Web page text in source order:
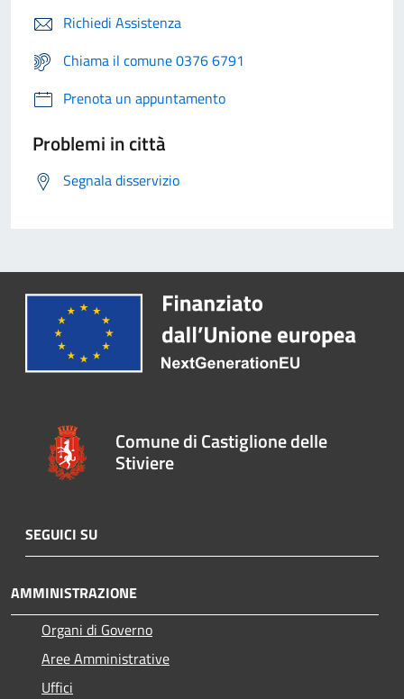
Richiedi Assistenza
Chiama il comune 0376 6791
Prenota un appuntamento
Problemi in città
Segnala disservizio
Comune di Castiglione delle
Stiviere
SEGUICI SU
AMMINISTRAZIONE
Organi di Governo
Aree Amministrative
Uffici